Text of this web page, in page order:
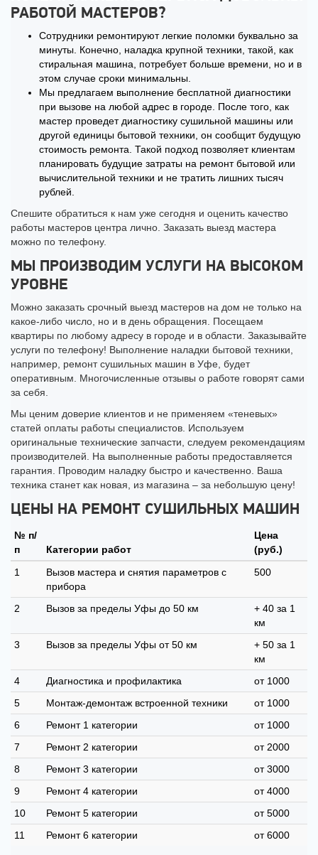
РАБОТОЙ МАСТЕРОВ?
Сотрудники ремонтируют легкие поломки буквально за
минуты. Конечно, наладка крупной техники, такой, как
стиральная машина, потребует больше времени, но и в
этом случае сроки минимальны.
Мы предлагаем выполнение бесплатной диагностики
при вызове на любой адрес в городе. После того, как
мастер проведет диагностику сушильной машины или
другой единицы бытовой техники, он сообщит будущую
стоимость ремонта. Такой подход позволяет клиентам
планировать будущие затраты на ремонт бытовой или
вычислительной техники и не тратить лишних тысяч
рублей.
Спешите обратиться к нам уже сегодня и оценить качество
работы мастеров центра лично. Заказать выезд мастера
можно по телефону.
МЫ ПРОИЗВОДИМ УСЛУГИ НА ВЫСОКОМ
УРОВНЕ
Можно заказать срочный выезд мастеров на дом не только на
какое-либо число, но и в день обращения. Посещаем
квартиры по любому адресу в городе и в области. Заказывайте
услуги по телефону! Выполнение наладки бытовой техники,
например, ремонт сушильных машин в Уфе, будет
оперативным. Многочисленные отзывы о работе говорят сами
за себя.
Мы ценим доверие клиентов и не применяем «теневых»
статей оплаты работы специалистов. Используем
оригинальные технические запчасти, следуем рекомендациям
производителей. На выполненные работы предоставляется
гарантия. Проводим наладку быстро и качественно. Ваша
техника станет как новая, из магазина – за небольшую цену!
ЦЕНЫ НА РЕМОНТ СУШИЛЬНЫХ МАШИН
№ п/
п
Категории работ
Цена
(руб.)
1
Вызов мастера и снятия параметров с
прибора
500
2 Вызов за пределы Уфы до 50 км
+ 40 за 1
км
3
Вызов за пределы Уфы от 50 км
+ 50 за 1
км
4
Диагностика и профилактика
от 1000
5
Монтаж-демонтаж встроенной техники
от 1000
6
Ремонт 1 категории
от 1000
7
Ремонт 2 категории
от 2000
8
Ремонт 3 категории
от 3000
9
Ремонт 4 категории
от 4000
10
Ремонт 5 категории
от 5000
11
Ремонт 6 категории от 6000